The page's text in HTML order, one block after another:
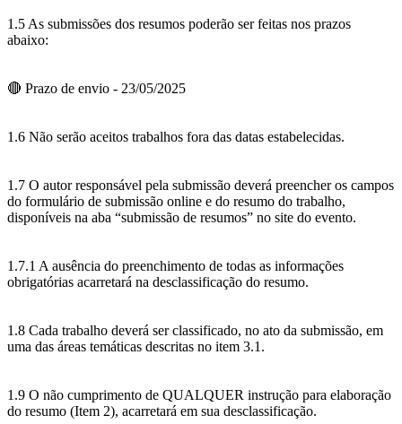
1.5 As submissões dos resumos poderão ser feitas nos prazos
abaixo:
🔴 Prazo de envio - 23/05/2025
1.6 Não serão aceitos trabalhos fora das datas estabelecidas.
1.7 O autor responsável pela submissão deverá preencher os campos
do formulário de submissão online e do resumo do trabalho,
disponíveis na aba “submissão de resumos” no site do evento.
1.7.1 A ausência do preenchimento de todas as informações
obrigatórias acarretará na desclassificação do resumo.
1.8 Cada trabalho deverá ser classificado, no ato da submissão, em
uma das áreas temáticas descritas no item 3.1.
1.9 O não cumprimento de QUALQUER instrução para elaboração
do resumo (Item 2), acarretará em sua desclassificação.